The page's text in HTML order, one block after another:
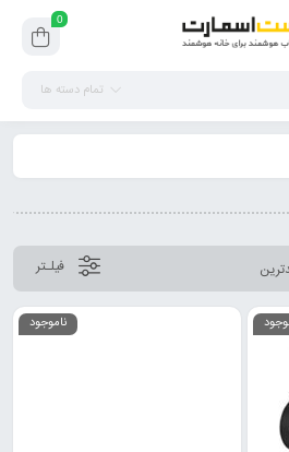
0
تمام دسته ها
فیلـتر
ناموجود